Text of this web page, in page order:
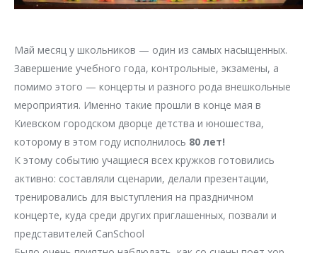
Май месяц у школьников — один из самых насыщенных.
Завершение учебного года, контрольные, экзамены, а
помимо этого — концерты и разного рода внешкольные
мероприятия. Именно такие прошли в конце мая в
Киевском городском дворце детства и юношества,
которому в этом году исполнилось 80 лет!
К этому событию учащиеся всех кружков готовились
активно: составляли сценарии, делали презентации,
тренировались для выступления на праздничном
концерте, куда среди других приглашенных, позвали и
представителей CanSchool